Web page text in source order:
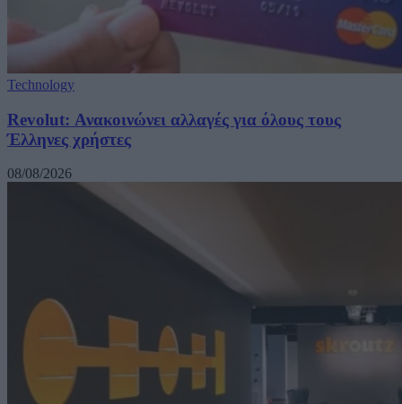
Technology
Revolut: Ανακοινώνει αλλαγές για όλους τους
Έλληνες χρήστες
08/08/2026